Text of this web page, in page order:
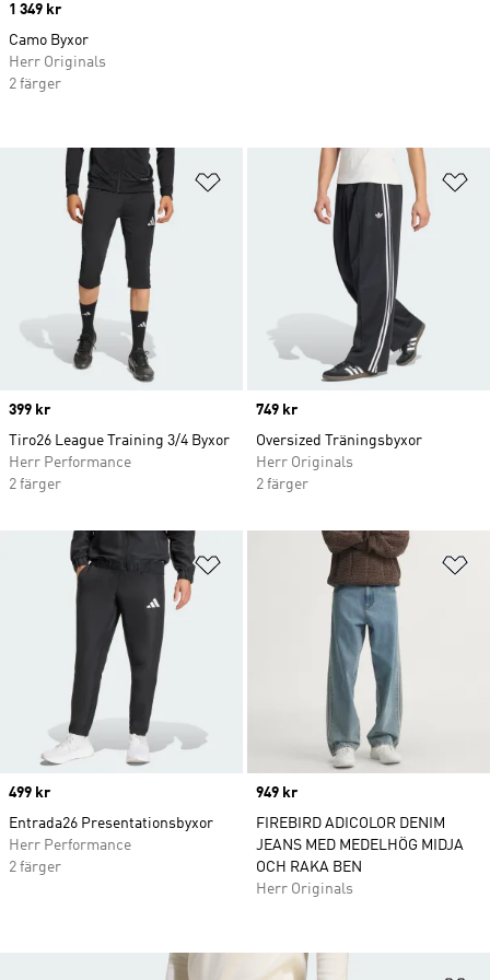
Lägg till på önskelistan
Price
399 kr
Tiro26 League Training 3/4 Byxor
Herr Performance
2 färger
Price
749 kr
Oversized Träningsbyxor
Herr Originals
2 färger
Lägg till på önskelistan
Price
499 kr
Entrada26 Presentationsbyxor
Herr Performance
2 färger
Price
949 kr
FIREBIRD ADICOLOR DENIM
JEANS MED MEDELHÖG MIDJA
OCH RAKA BEN
Herr Originals
Price
1 349 kr
Camo Byxor
Herr Originals
2 färger